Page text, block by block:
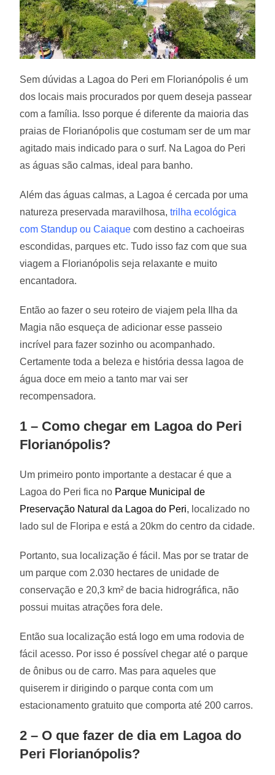
Sem dúvidas a Lagoa do Peri em Florianópolis é um
dos locais mais procurados por quem deseja passear
com a família. Isso porque é diferente da maioria das
praias de Florianópolis que costumam ser de um mar
agitado mais indicado para o surf. Na Lagoa do Peri
as águas são calmas, ideal para banho.
Além das águas calmas, a Lagoa é cercada por uma
natureza preservada maravilhosa, trilha ecológica
com Standup ou Caiaque com destino a cachoeiras
escondidas, parques etc. Tudo isso faz com que sua
viagem a Florianópolis seja relaxante e muito
encantadora.
Então ao fazer o seu roteiro de viajem pela Ilha da
Magia não esqueça de adicionar esse passeio
incrível para fazer sozinho ou acompanhado.
Certamente toda a beleza e história dessa lagoa de
água doce em meio a tanto mar vai ser
recompensadora.
1 – Como chegar em Lagoa do Peri
Florianópolis?
Um primeiro ponto importante a destacar é que a
Lagoa do Peri fica no Parque Municipal de
Preservação Natural da Lagoa do Peri, localizado no
lado sul de Floripa e está a 20km do centro da cidade.
Portanto, sua localização é fácil. Mas por se tratar de
um parque com 2.030 hectares de unidade de
conservação e 20,3 km² de bacia hidrográfica, não
possui muitas atrações fora dele.
Então sua localização está logo em uma rodovia de
fácil acesso. Por isso é possível chegar até o parque
de ônibus ou de carro. Mas para aqueles que
quiserem ir dirigindo o parque conta com um
estacionamento gratuito que comporta até 200 carros.
2 – O que fazer de dia em Lagoa do
Peri Florianópolis?